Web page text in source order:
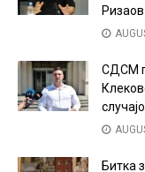
Ризаов
СДСМ
Битка